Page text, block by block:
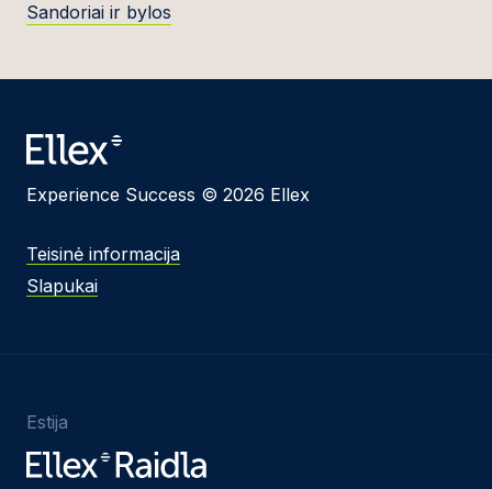
Sandoriai ir bylos
Experience Success © 2026 Ellex
Teisinė informacija
Slapukai
Estija